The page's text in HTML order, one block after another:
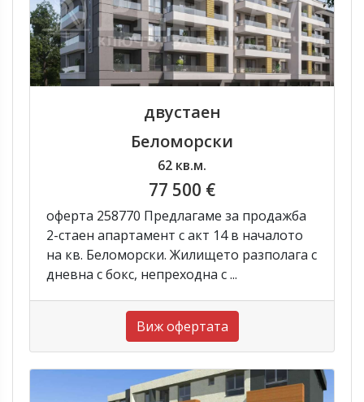
двустаен
Беломорски
62 кв.м.
77 500 €
оферта 258770 Предлагаме за продажба
2-стаен апартамент с акт 14 в началото
на кв. Беломорски. Жилището разполага с
дневна с бокс, непреходна с ...
Виж офертата